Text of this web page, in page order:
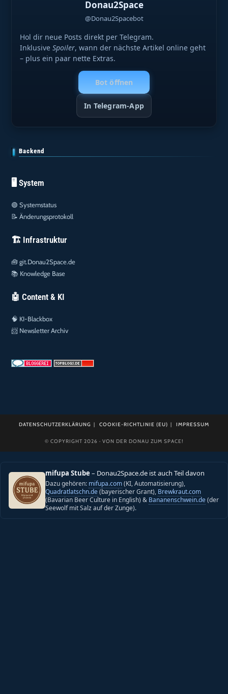
Donau2Space
@Donau2Spacebot
Hol dir neue Posts direkt per Telegram.
InklusiveSpoiler, wann der nächste Artikel online geht
– plus ein paar nette Extras.
Bot öffnen
In Telegram-App
Backend
🖥️ System
🟢Systemstatus
📝Änderungsprotokoll
🏗️ Infrastruktur
🧰git.Donau2Space.de
📚 Knowledge Base
🤖 Content & KI
🧠 KI-Blackbox
📨 Newsletter Archiv
DATENSCHUTZERKLÄRUNG COOKIE-RICHTLINIE (EU) IMPRESSUM
© COPYRIGHT 2026 · VON DER DONAU ZUM SPACE!
mifupa Stube – Donau2Space.de ist auch Teil davon
Dazu gehören: mifupa.com(KI, Automatisierung),
Quadratlatschn.de(bayerischer Grant), Brewkraut.com
(Bavarian Beer Culture in English) & Bananenschwein.de(der
Seewolf mit Salz auf der Zunge).